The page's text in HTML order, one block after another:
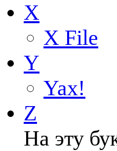
X
X File
Y
Yax!
Z
На эту